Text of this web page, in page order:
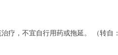
疗，不宜自行用药或拖延。 （转自：